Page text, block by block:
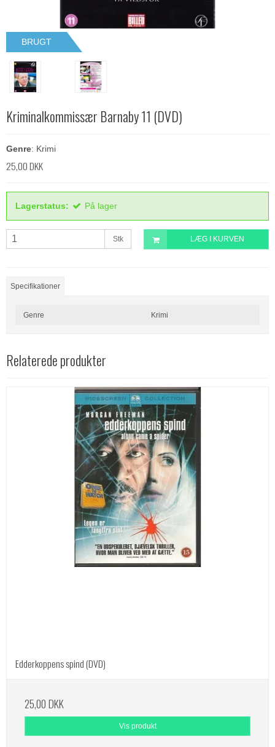
BRUGT
Kriminalkommissær Barnaby 11 (DVD)
Genre: Krimi
25,00 DKK
Lagerstatus: På lager
Stk LÆG I KURVEN
Specifikationer
Genre Krimi
Relaterede produkter
Edderkoppens spind (DVD)
25,00 DKK
Vis produkt